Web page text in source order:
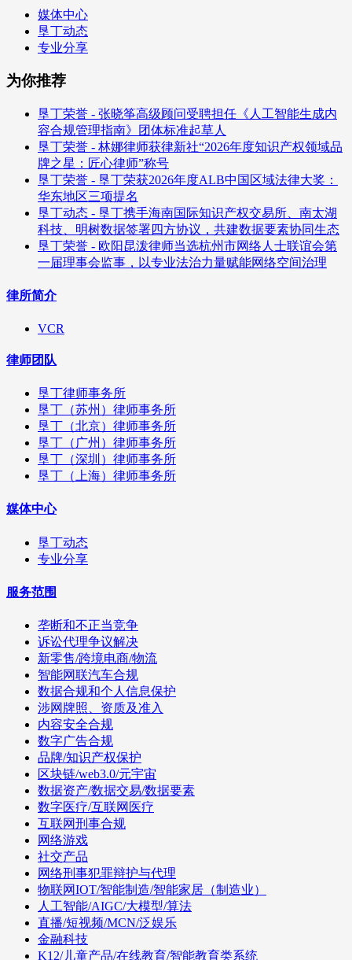
媒体中心
垦丁动态
专业分享
为你推荐
垦丁荣誉 - 张晓筝高级顾问受聘担任《人工智能生成内
容合规管理指南》团体标准起草人
垦丁荣誉 - 林娜律师获律新社“2026年度知识产权领域品
牌之星：匠心律师”称号
垦丁荣誉 - 垦丁荣获2026年度ALB中国区域法律大奖：
华东地区三项提名
垦丁动态 - 垦丁携手海南国际知识产权交易所、南太湖
科技、明树数据签署四方协议，共建数据要素协同生态
垦丁荣誉 - 欧阳昆泼律师当选杭州市网络人士联谊会第
一届理事会监事，以专业法治力量赋能网络空间治理
律所简介
VCR
律师团队
垦丁律师事务所
垦丁（苏州）律师事务所
垦丁（北京）律师事务所
垦丁（广州）律师事务所
垦丁（深圳）律师事务所
垦丁（上海）律师事务所
媒体中心
垦丁动态
专业分享
服务范围
垄断和不正当竞争
诉讼代理争议解决
新零售/跨境电商/物流
智能网联汽车合规
数据合规和个人信息保护
涉网牌照、资质及准入
内容安全合规
数字广告合规
品牌/知识产权保护
区块链/web3.0/元宇宙
数据资产/数据交易/数据要素
数字医疗/互联网医疗
互联网刑事合规
网络游戏
社交产品
网络刑事犯罪辩护与代理
物联网IOT/智能制造/智能家居（制造业）
人工智能/AIGC/大模型/算法
直播/短视频/MCN/泛娱乐
金融科技
K12/儿童产品/在线教育/智能教育类系统